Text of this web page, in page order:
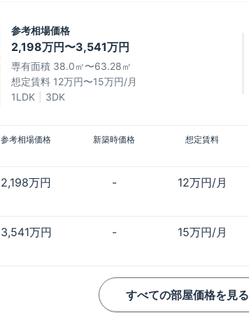
参考相場価格
2,198万円〜3,541万円
専有面積 38.0㎡〜63.28㎡
想定賃料 12万円〜15万円/月
1LDK
3DK
参考相場価格 新築時価格 想定賃料
2,198万円 - 12万円/月
3,541万円 - 15万円/月
すべての部屋価格を見る